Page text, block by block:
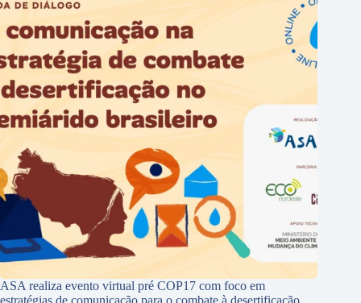
ASA realiza evento virtual pré COP17 com foco em
estratégias de comunicação para o combate à desertificação